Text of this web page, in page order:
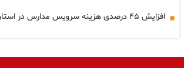
افزایش ۴۵ درصدی هزینه سرویس مدارس در استان البرز